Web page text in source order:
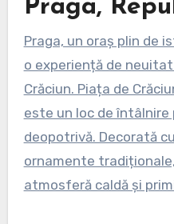
Praga,
Praga, un oraș plin de
o experiență de
Crăciun. Piața de
este un loc de
deopotrivă. Decorată
ornamente
atmosferă caldă și